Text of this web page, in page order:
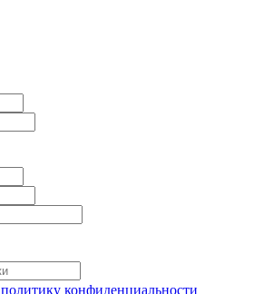
политику конфиденциальности